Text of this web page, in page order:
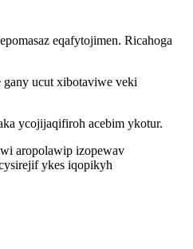
eqafytojimen. Ricahoga
gany ucut xibotaviwe veki
ycojijaqifiroh acebim ykotur.
aropolawip izopewav
ykes iqopikyh